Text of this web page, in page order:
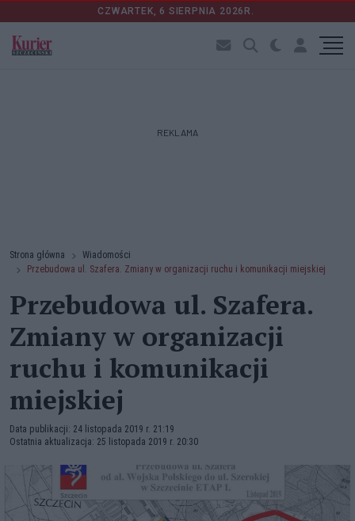
CZWARTEK, 6 SIERPNIA 2026R.
REKLAMA
Strona główna
Wiadomości
Przebudowa ul. Szafera. Zmiany w organizacji ruchu i komunikacji miejskiej
Przebudowa ul. Szafera.
Zmiany w organizacji
ruchu i komunikacji
miejskiej
Data publikacji: 24 listopada 2019 r. 21:19
Ostatnia aktualizacja: 25 listopada 2019 r. 20:30